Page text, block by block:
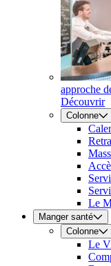
approche
Découvrir
Colonne
Le
Manger santé
Colonne
Le